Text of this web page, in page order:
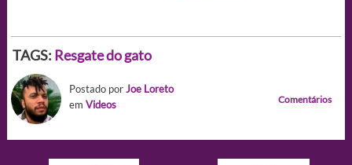
TAGS: Resgate do gato
Postado porJoe Loreto
em Videos Comentários